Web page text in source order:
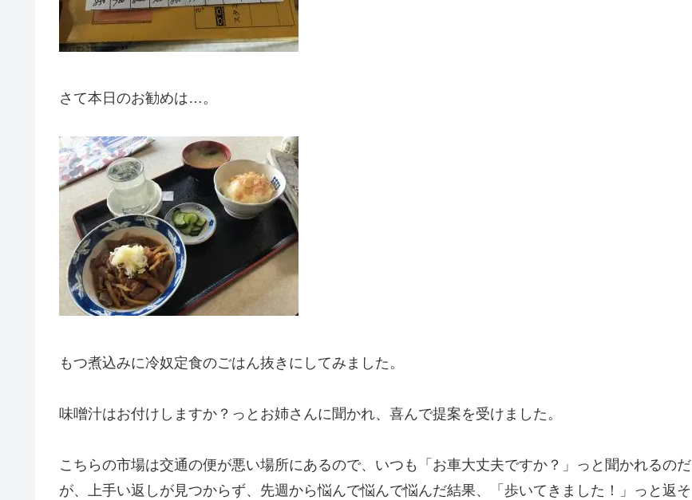
さて本日のお勧めは…。
もつ煮込みに冷奴定食のごはん抜きにしてみました。
味噌汁はお付けしますか？っとお姉さんに聞かれ、喜んで提案を受けました。
こちらの市場は交通の便が悪い場所にあるので、いつも「お車大丈夫ですか？」っと聞かれるのだ
が、上手い返しが見つからず、先週から悩んで悩んで悩んだ結果、「歩いてきました！」っと返そ